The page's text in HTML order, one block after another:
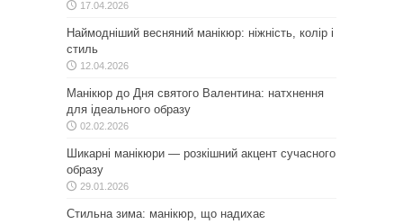
17.04.2026
Наймодніший весняний манікюр: ніжність, колір і
стиль
12.04.2026
Манікюр до Дня святого Валентина: натхнення
для ідеального образу
02.02.2026
Шикарні манікюри — розкішний акцент сучасного
образу
29.01.2026
Стильна зима: манікюр, що надихає